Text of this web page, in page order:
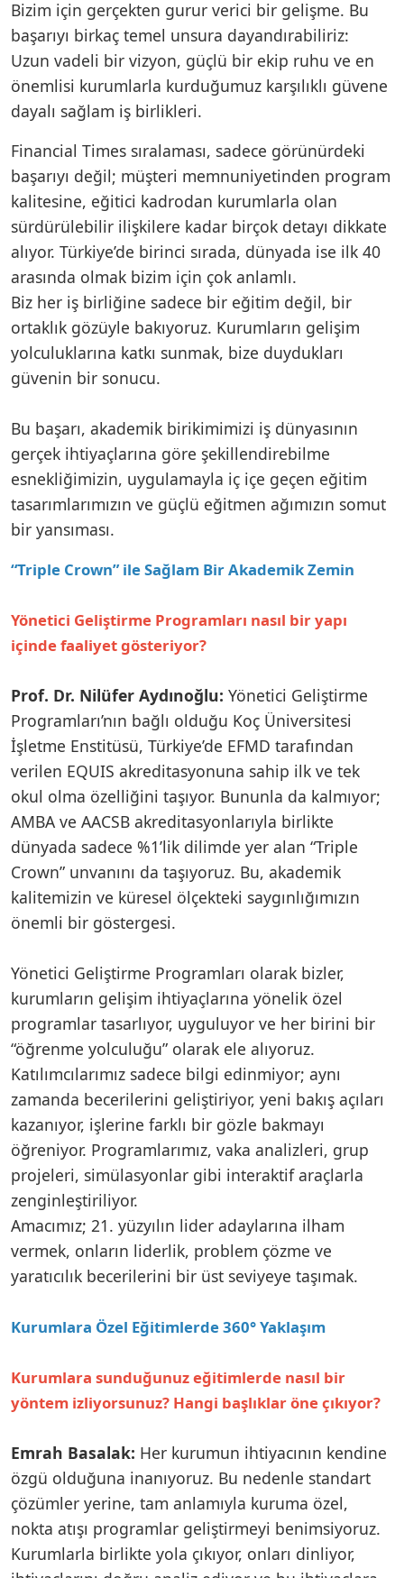
Bizim için gerçekten gurur verici bir gelişme. Bu
başarıyı birkaç temel unsura dayandırabiliriz:
Uzun vadeli bir vizyon, güçlü bir ekip ruhu ve en
önemlisi kurumlarla kurduğumuz karşılıklı güvene
dayalı sağlam iş birlikleri.
Financial Times sıralaması, sadece görünürdeki
başarıyı değil; müşteri memnuniyetinden program
kalitesine, eğitici kadrodan kurumlarla olan
sürdürülebilir ilişkilere kadar birçok detayı dikkate
alıyor. Türkiye’de birinci sırada, dünyada ise ilk 40
arasında olmak bizim için çok anlamlı.
Biz her iş birliğine sadece bir eğitim değil, bir
ortaklık gözüyle bakıyoruz. Kurumların gelişim
yolculuklarına katkı sunmak, bize duydukları
güvenin bir sonucu.
Bu başarı, akademik birikimimizi iş dünyasının
gerçek ihtiyaçlarına göre şekillendirebilme
esnekliğimizin, uygulamayla iç içe geçen eğitim
tasarımlarımızın ve güçlü eğitmen ağımızın somut
bir yansıması.
“Triple Crown” ile Sağlam Bir Akademik Zemin
Yönetici Geliştirme Programları nasıl bir yapı
içinde faaliyet gösteriyor?
Prof. Dr. Nilüfer Aydınoğlu: Yönetici Geliştirme
Programları’nın bağlı olduğu Koç Üniversitesi
İşletme Enstitüsü, Türkiye’de EFMD tarafından
verilen EQUIS akreditasyonuna sahip ilk ve tek
okul olma özelliğini taşıyor. Bununla da kalmıyor;
AMBA ve AACSB akreditasyonlarıyla birlikte
dünyada sadece %1’lik dilimde yer alan “Triple
Crown” unvanını da taşıyoruz. Bu, akademik
kalitemizin ve küresel ölçekteki saygınlığımızın
önemli bir göstergesi.
Yönetici Geliştirme Programları olarak bizler,
kurumların gelişim ihtiyaçlarına yönelik özel
programlar tasarlıyor, uyguluyor ve her birini bir
“öğrenme yolculuğu” olarak ele alıyoruz.
Katılımcılarımız sadece bilgi edinmiyor; aynı
zamanda becerilerini geliştiriyor, yeni bakış açıları
kazanıyor, işlerine farklı bir gözle bakmayı
öğreniyor. Programlarımız, vaka analizleri, grup
projeleri, simülasyonlar gibi interaktif araçlarla
zenginleştiriliyor.
Amacımız; 21. yüzyılın lider adaylarına ilham
vermek, onların liderlik, problem çözme ve
yaratıcılık becerilerini bir üst seviyeye taşımak.
Kurumlara Özel Eğitimlerde 360° Yaklaşım
Kurumlara sunduğunuz eğitimlerde nasıl bir
yöntem izliyorsunuz? Hangi başlıklar öne çıkıyor?
Emrah Basalak: Her kurumun ihtiyacının kendine
özgü olduğuna inanıyoruz. Bu nedenle standart
çözümler yerine, tam anlamıyla kuruma özel,
nokta atışı programlar geliştirmeyi benimsiyoruz.
Kurumlarla birlikte yola çıkıyor, onları dinliyor,